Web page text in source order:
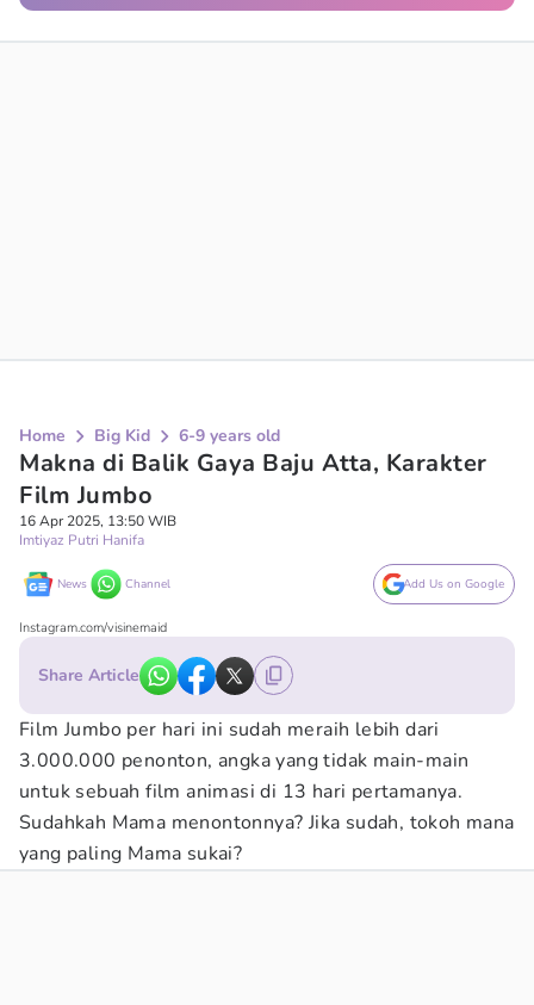
Home Big Kid 6-9 years old
Makna di Balik Gaya Baju Atta, Karakter
Film Jumbo
16 Apr 2025, 13:50 WIB
Imtiyaz Putri Hanifa
News Channel Add Us on Google
Instagram.com/visinemaid
Share Article
Film Jumbo per hari ini sudah meraih lebih dari
3.000.000 penonton, angka yang tidak main-main
untuk sebuah film animasi di 13 hari pertamanya.
Sudahkah Mama menontonnya? Jika sudah, tokoh mana
yang paling Mama sukai?